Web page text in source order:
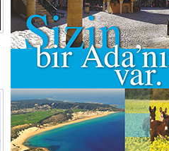
Fatma Baysal
SURLAR İÇİ’NDE KOLAYDIR ÖLMEK
Ediz TUNCEL
Göz göre göre…
Taner ULUTAŞ
İnşallah St. Lois ile Hakkaido
Adası gibi olmayız !...